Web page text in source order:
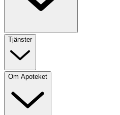
Tjänster
Om Apoteket